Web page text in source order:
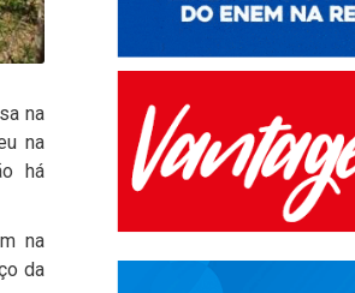
na
na
há
na
da